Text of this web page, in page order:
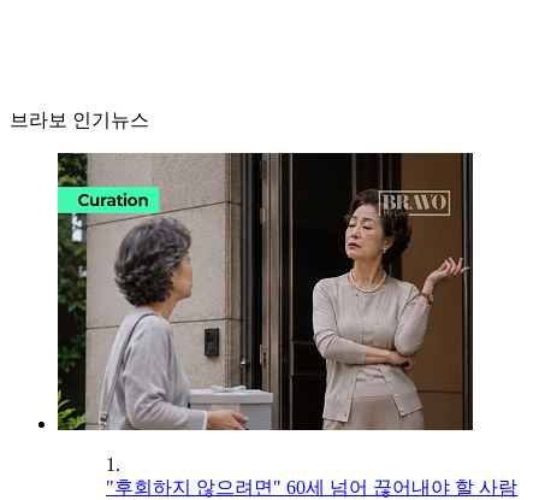
브라보 인기뉴스
1.
"후회하지 않으려면" 60세 넘어 끊어내야 할 사람